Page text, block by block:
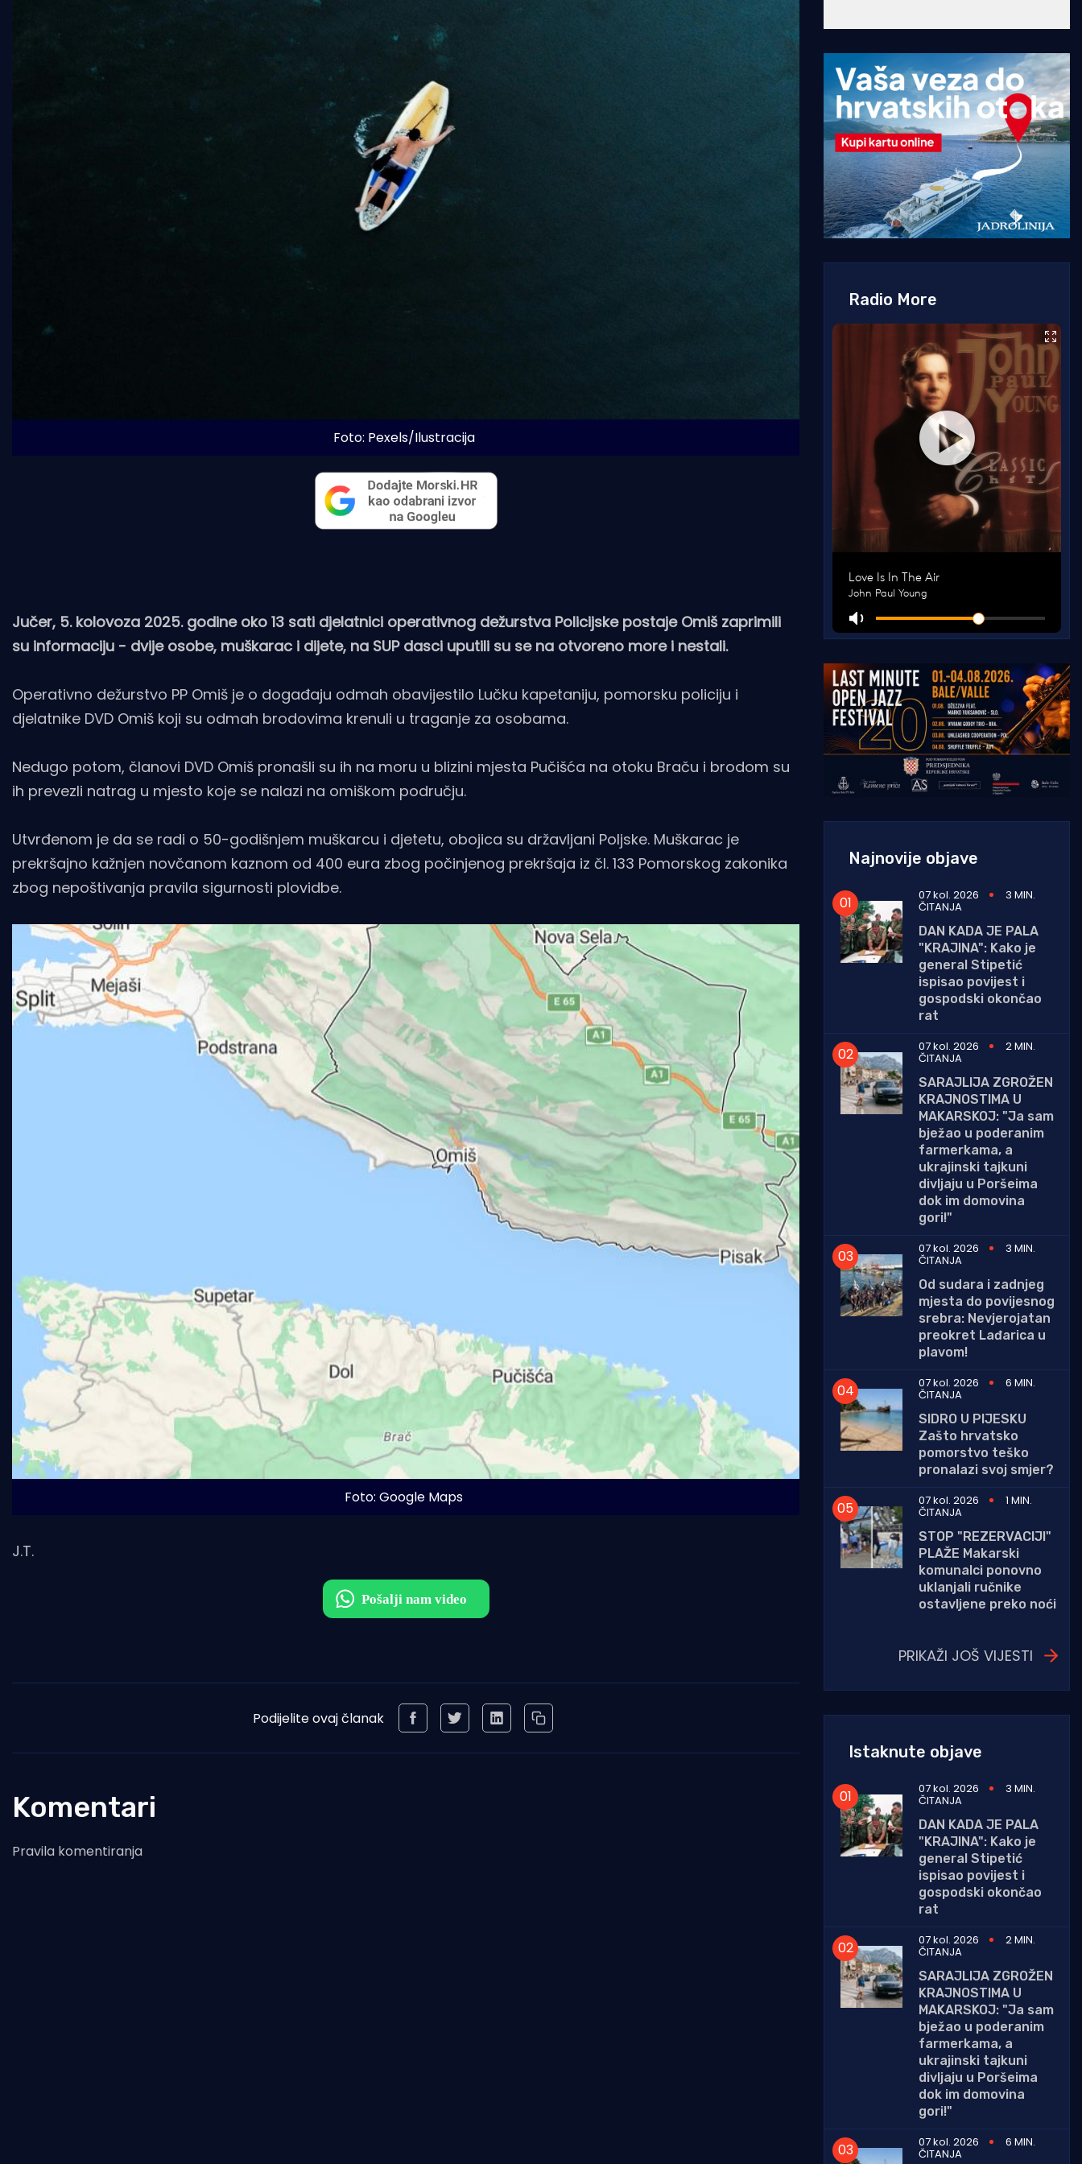
Foto: Pexels/Ilustracija
Jučer, 5. kolovoza 2025. godine oko 13 sati djelatnici operativnog dežurstva Policijske postaje Omiš zaprimili
su informaciju - dvije osobe, muškarac i dijete, na SUP dasci uputili su se na otvoreno more i nestali.
Operativno dežurstvo PP Omiš je o događaju odmah obavijestilo Lučku kapetaniju, pomorsku policiju i
djelatnike DVD Omiš koji su odmah brodovima krenuli u traganje za osobama.
Nedugo potom, članovi DVD Omiš pronašli su ih na moru u blizini mjesta Pučišća na otoku Braču i brodom su
ih prevezli natrag u mjesto koje se nalazi na omiškom području.
Utvrđenom je da se radi o 50-godišnjem muškarcu i djetetu, obojica su državljani Poljske. Muškarac je
prekršajno kažnjen novčanom kaznom od 400 eura zbog počinjenog prekršaja iz čl. 133 Pomorskog zakonika
zbog nepoštivanja pravila sigurnosti plovidbe.
Foto: Google Maps
J.T.
Podijelite ovaj članak
Komentari
Pravila komentiranja
Radio More
Najnovije objave
07 kol. 2026 3 MIN.
ČITANJA
DAN KADA JE PALA
"KRAJINA": Kako je
general Stipetić
ispisao povijest i
gospodski okončao
rat
07 kol. 2026
2 MIN.
ČITANJA
SARAJLIJA ZGROŽEN
KRAJNOSTIMA U
MAKARSKOJ: "Ja sam
bježao u poderanim
farmerkama, a
ukrajinski tajkuni
divljaju u Poršeima
dok im domovina
gori!"
07 kol. 2026
3 MIN.
ČITANJA
Od sudara i zadnjeg
mjesta do povijesnog
srebra: Nevjerojatan
preokret Lađarica u
plavom!
07 kol. 2026
6 MIN.
ČITANJA
SIDRO U PIJESKU
Zašto hrvatsko
pomorstvo teško
pronalazi svoj smjer?
07 kol. 2026
1 MIN.
ČITANJA
STOP "REZERVACIJI"
PLAŽE Makarski
komunalci ponovno
uklanjali ručnike
ostavljene preko noći
PRIKAŽI JOŠ VIJESTI
Istaknute objave
07 kol. 2026 3 MIN.
ČITANJA
DAN KADA JE PALA
"KRAJINA": Kako je
general Stipetić
ispisao povijest i
gospodski okončao
rat
07 kol. 2026
2 MIN.
ČITANJA
SARAJLIJA ZGROŽEN
KRAJNOSTIMA U
MAKARSKOJ: "Ja sam
bježao u poderanim
farmerkama, a
ukrajinski tajkuni
divljaju u Poršeima
dok im domovina
gori!"
07 kol. 2026
6 MIN.
ČITANJA